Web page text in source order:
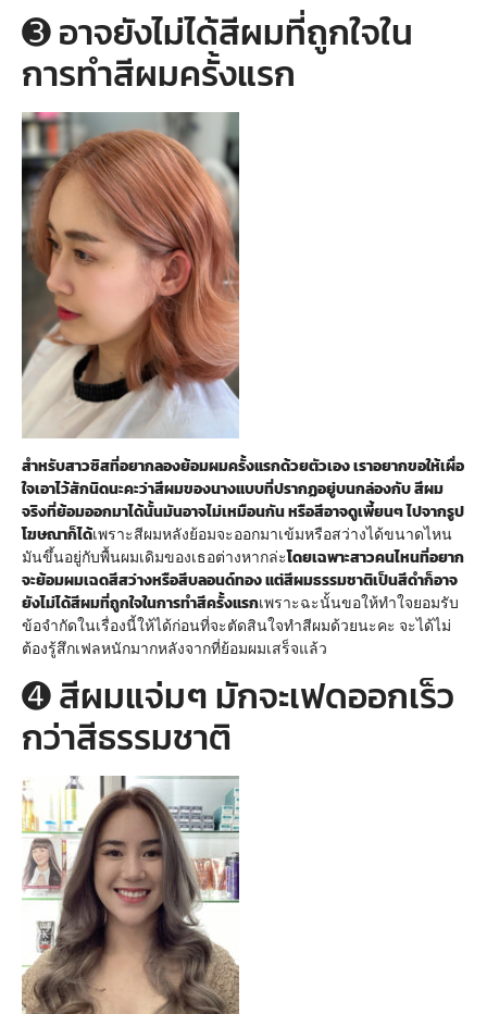
➌ อาจยังไม่ได้สีผมที่ถูกใจใน
การทำสีผมครั้งแรก
สำหรับสาวซิสที่อยากลองย้อมผมครั้งแรกด้วยตัวเอง เราอยากขอให้เผื่อ
ใจเอาไว้สักนิดนะคะว่าสีผมของนางแบบที่ปรากฏอยู่บนกล่องกับ สีผม
จริงที่ย้อมออกมาได้นั้นมันอาจไม่เหมือนกัน หรือสีอาจดูเพี้ยนๆ ไปจากรูป
โฆษณาก็ได้เพราะสีผมหลังย้อมจะออกมาเข้มหรือสว่างได้ขนาดไหน
มันขึ้นอยู่กับพื้นผมเดิมของเธอต่างหากล่ะโดยเฉพาะสาวคนไหนที่อยาก
จะย้อมผมเฉดสีสว่างหรือสีบลอนด์ทอง แต่สีผมธรรมชาติเป็นสีดำก็อาจ
ยังไม่ได้สีผมที่ถูกใจในการทำสีครั้งแรกเพราะฉะนั้นขอให้ทำใจยอมรับ
ข้อจำกัดในเรื่องนี้ให้ได้ก่อนที่จะตัดสินใจทำสีผมด้วยนะคะ จะได้ไม่
ต้องรู้สึกเฟลหนักมากหลังจากที่ย้อมผมเสร็จแล้ว
➍ สีผมแจ่มๆ มักจะเฟดออกเร็ว
กว่าสีธรรมชาติ